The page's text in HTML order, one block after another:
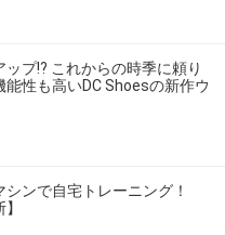
プ!? これからの時季に頼り
性も高いDC Shoesの新作ウ
ンで自宅トレーニング！